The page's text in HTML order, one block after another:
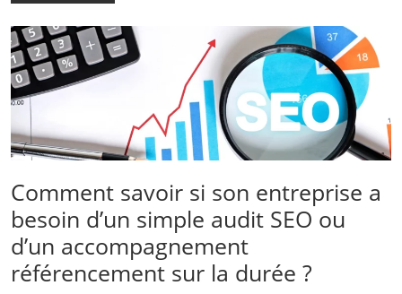
Comment savoir si son entreprise a
besoin d’un simple audit SEO ou
d’un accompagnement
référencement sur la durée ?